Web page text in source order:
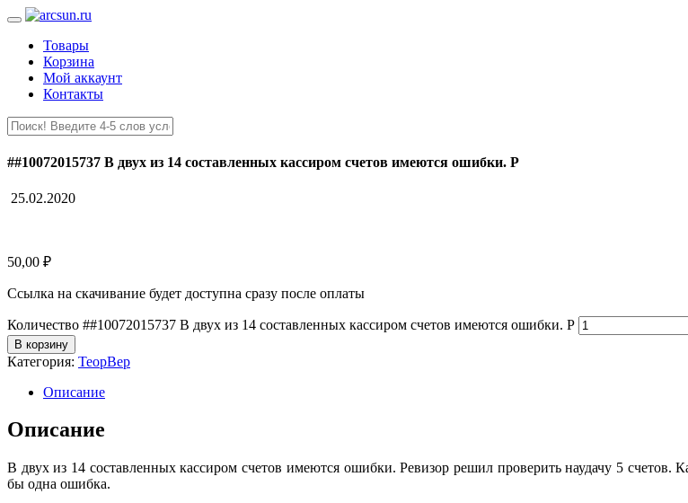
Товары
Корзина
Мой аккаунт
Контакты
##10072015737 В двух из 14 составленных кассиром счетов имеются ошибки. Р
25.02.2020
50,00 ₽
Ссылка на скачивание будет доступна сразу после оплаты
Количество ##10072015737 В двух из 14 составленных кассиром счетов имеются ошибки. Р
В корзину
Категория: ТеорВер
Описание
Описание
В двух из 14 составленных кассиром счетов имеются ошибки. Ревизор решил проверить наудачу 5 счетов.
бы одна ошибка.